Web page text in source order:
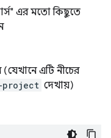
এর মতো কিছুতে
এটি নীচের
দেখায়)